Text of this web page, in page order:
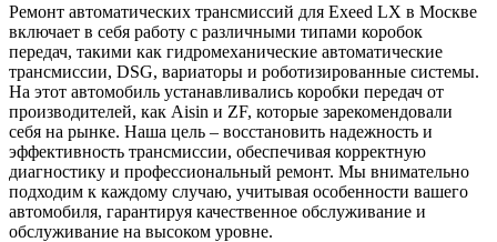
Ремонт автоматических трансмиссий для Exeed LX в Москве
включает в себя работу с различными типами коробок
передач, такими как гидромеханические автоматические
трансмиссии, DSG, вариаторы и роботизированные системы.
На этот автомобиль устанавливались коробки передач от
производителей, как Aisin и ZF, которые зарекомендовали
себя на рынке. Наша цель – восстановить надежность и
эффективность трансмиссии, обеспечивая корректную
диагностику и профессиональный ремонт. Мы внимательно
подходим к каждому случаю, учитывая особенности вашего
автомобиля, гарантируя качественное обслуживание и
обслуживание на высоком уровне.